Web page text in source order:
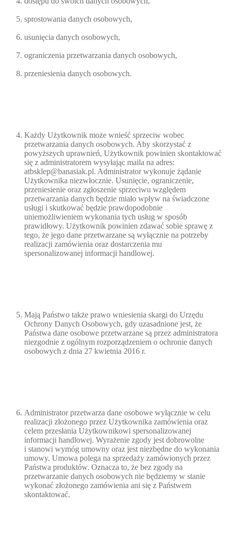
sprostowania danych osobowych,
usunięcia danych osobowych,
ograniczenia przetwarzania danych osobowych,
przeniesienia danych osobowych.
Każdy Użytkownik może wnieść sprzeciw wobec
przetwarzania danych osobowych. Aby skorzystać z
powyższych uprawnień, Użytkownik powinien skontaktować
się z administratorem wysyłając maila na adres:
atbsklep@banasiak.pl. Administrator wykonuje żądanie
Użytkownika niezwłocznie. Usunięcie, ograniczenie,
przeniesienie oraz zgłoszenie sprzeciwu względem
przetwarzania danych będzie miało wpływ na świadczone
usługi i skutkować będzie prawdopodobnie
uniemożliwieniem wykonania tych usług w sposób
prawidłowy. Użytkownik powinien zdawać sobie sprawę z
tego, że jego dane przetwarzane są wyłącznie na potrzeby
realizacji zamówienia oraz dostarczenia mu
spersonalizowanej informacji handlowej.
Mają Państwo także prawo wniesienia skargi do Urzędu
Ochrony Danych Osobowych, gdy uzasadnione jest, że
Państwa dane osobowe przetwarzane są przez administratora
niezgodnie z ogólnym rozporządzeniem o ochronie danych
osobowych z dnia 27 kwietnia 2016 r.
Administrator przetwarza dane osobowe wyłącznie w celu
realizacji złożonego przez Użytkownika zamówienia oraz
celem przesłania Użytkownikowi spersonalizowanej
informacji handlowej. Wyrażenie zgody jest dobrowolne
i stanowi wymóg umowny oraz jest niezbędne do wykonania
umowy. Umowa polega na sprzedaży zamówionych przez
Państwa produktów. Oznacza to, że bez zgody na
przetwarzanie danych osobowych nie będziemy w stanie
wykonać złożonego zamówienia ani się z Państwem
skontaktować.